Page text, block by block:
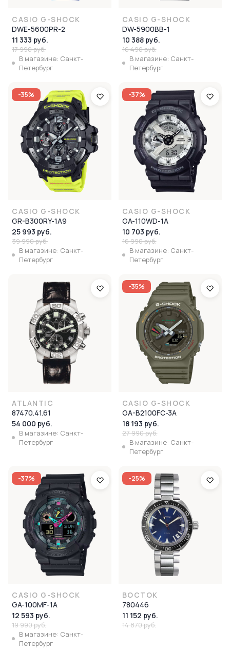
CASIO G-SHOCK
DWE-5600PR-2
11 333 руб.
17 990 руб.
В магазине: Санкт-
Петербург
CASIO G-SHOCK
DW-5900BB-1
10 388 руб.
16 490 руб.
В магазине: Санкт-
Петербург
-35%
CASIO G-SHOCK
GR-B300RY-1A9
25 993 руб.
39 990 руб.
В магазине: Санкт-
Петербург
-37%
CASIO G-SHOCK
GA-110WD-1A
10 703 руб.
16 990 руб.
В магазине: Санкт-
Петербург
ATLANTIC
87470.41.61
54 000 руб.
В магазине: Санкт-
Петербург
-35%
CASIO G-SHOCK
GA-B2100FC-3A
18 193 руб.
27 990 руб.
В магазине: Санкт-
Петербург
-37%
CASIO G-SHOCK
GA-100MF-1A
12 593 руб.
19 990 руб.
В магазине: Санкт-
Петербург
-25%
ВОСТОК
780446
11 152 руб.
14 870 руб.